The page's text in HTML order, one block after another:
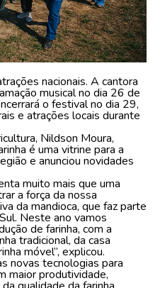
nacionais. A cantora
musical no dia 26 de
o festival no dia 29,
e atrações locais durante
Nildson Moura,
é uma vitrine para a
e anunciou novidades
muito mais que uma
a força da nossa
da mandioca, que faz parte
Neste ano vamos
de farinha, com a
tradicional, da casa
móvel”, explicou.
novas tecnologias para
maior produtividade,